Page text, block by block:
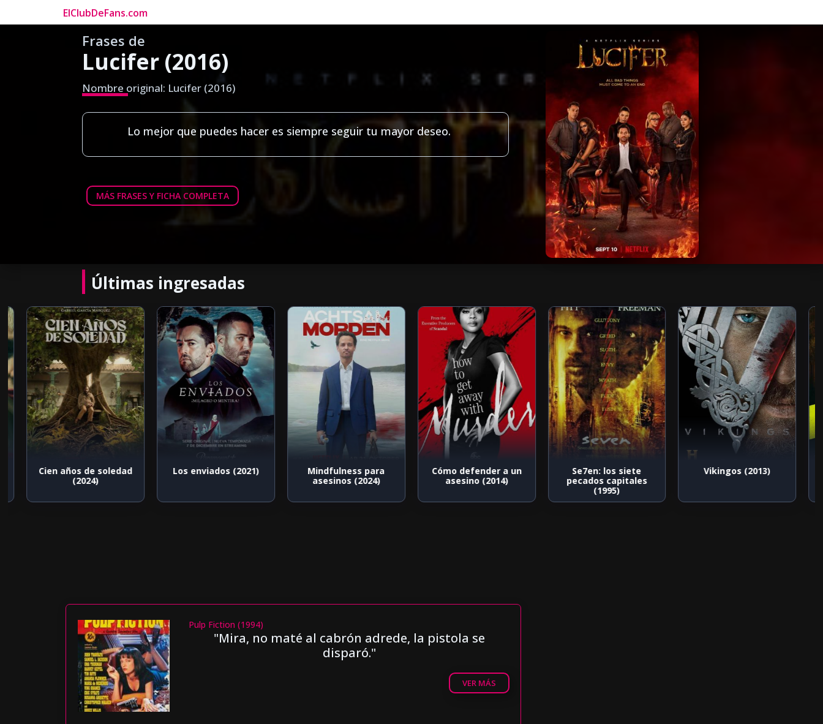
ElClubDeFans.com
Frases de
Lucifer (2016)
Nombre original: Lucifer (2016)
Lo mejor que puedes hacer es siempre seguir tu mayor deseo.
MÁS FRASES Y FICHA COMPLETA
Últimas ingresadas
Cien años de soledad
(2024)
Los enviados (2021)
Mindfulness para
asesinos (2024)
Cómo defender a un
asesino (2014)
Se7en: los siete
pecados capitales
(1995)
Vikingos (2013)
Pulp Fiction (1994)
"Mira, no maté al cabrón adrede, la pistola se
disparó."
VER MÁS